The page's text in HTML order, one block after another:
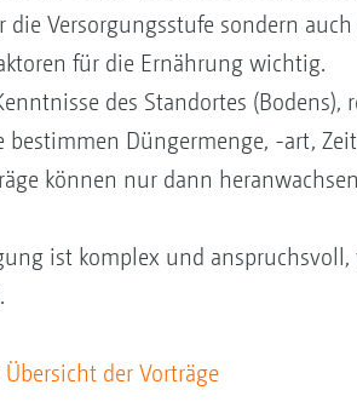
die Versorgungsstufe sondern
für die Ernährung wichtig.
des Standortes
bestimmen Düngermenge, -art,
können nur dann
ist komplex und
der Vorträge